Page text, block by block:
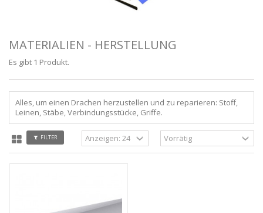
MATERIALIEN - HERSTELLUNG
Es gibt 1 Produkt.
Alles, um einen Drachen herzustellen und zu reparieren: Stoff,
Leinen, Stäbe, Verbindungsstücke, Griffe.
FILTER